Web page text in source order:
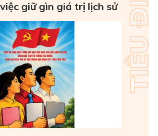
giữ gìn giá trị lịch sử